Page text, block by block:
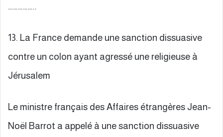
……………..
13. La France demande une sanction dissuasive
contre un colon ayant agressé une religieuse à
Jérusalem
Le ministre français des Affaires étrangères Jean-
Noël Barrot a appelé à une sanction dissuasive